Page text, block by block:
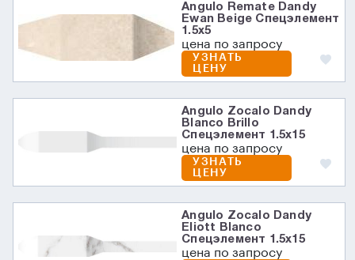
Angulo Remate Dandy
Ewan Beige Спецэлемент
1.5x5
цена по запросу
УЗНАТЬ
ЦЕНУ
Angulo Zocalo Dandy
Blanco Brillo
Спецэлемент 1.5x15
цена по запросу
УЗНАТЬ
ЦЕНУ
Angulo Zocalo Dandy
Eliott Blanco
Спецэлемент 1.5x15
цена по запросу